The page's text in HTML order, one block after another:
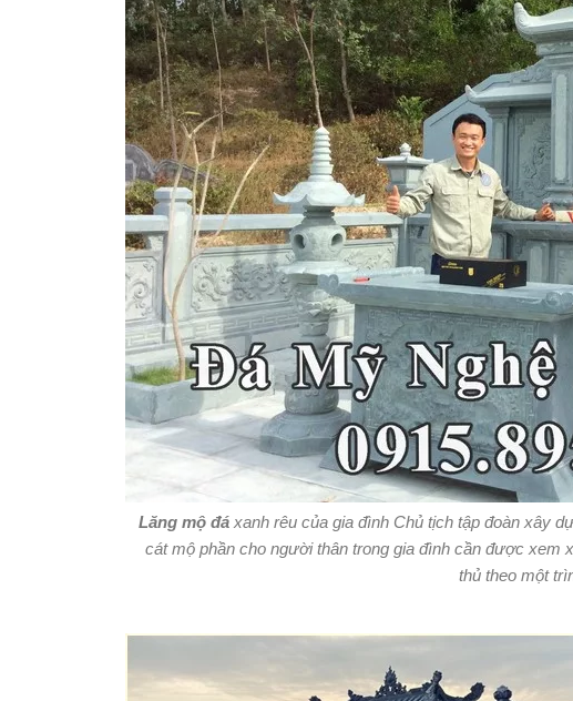
Lăng mộ đá xanh rêu của gia đình Chủ tịch tập đoàn xây
cát mộ phần cho người thân trong gia đình cần được
thủ theo một